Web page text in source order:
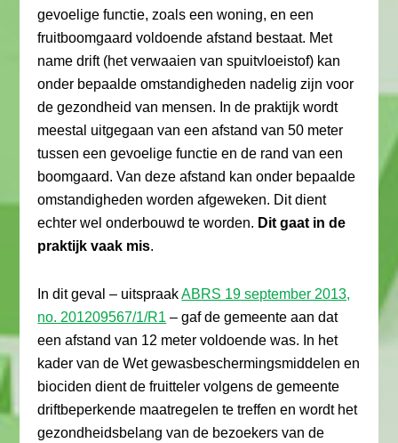
gevoelige functie, zoals een woning, en een
fruitboomgaard voldoende afstand bestaat. Met
name drift (het verwaaien van spuitvloeistof) kan
onder bepaalde omstandigheden nadelig zijn voor
de gezondheid van mensen. In de praktijk wordt
meestal uitgegaan van een afstand van 50 meter
tussen een gevoelige functie en de rand van een
boomgaard. Van deze afstand kan onder bepaalde
omstandigheden worden afgeweken. Dit dient
echter wel onderbouwd te worden. Dit gaat in de
praktijk vaak mis.
In dit geval – uitspraakABRS 19 september 2013,
no. 201209567/1/R1 – gaf de gemeente aan dat
een afstand van 12 meter voldoende was. In het
kader van de Wet gewasbeschermingsmiddelen en
biociden dient de fruitteler volgens de gemeente
driftbeperkende maatregelen te treffen en wordt het
gezondheidsbelang van de bezoekers van de